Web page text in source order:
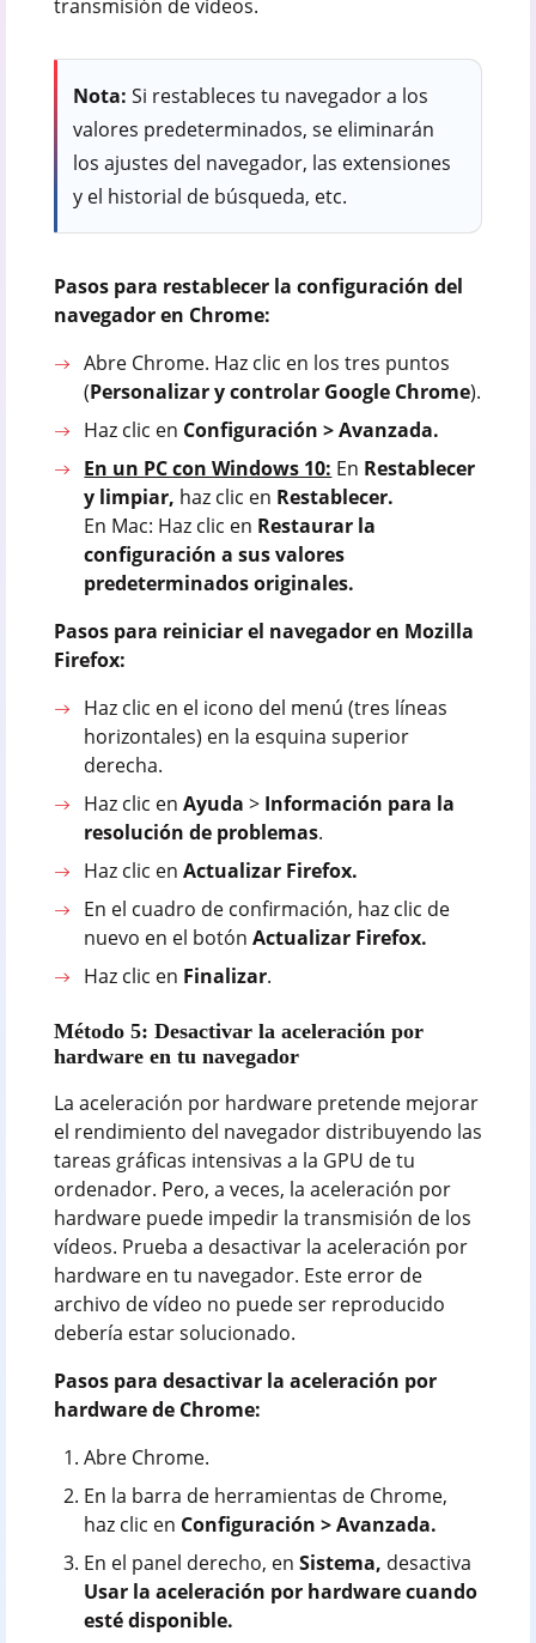
transmisión de vídeos.
Nota: Si restableces tu navegador a los
valores predeterminados, se eliminarán
los ajustes del navegador, las extensiones
y el historial de búsqueda, etc.
Pasos para restablecer la configuración del
navegador en Chrome:
Abre Chrome. Haz clic en los tres puntos
(Personalizar y controlar Google Chrome).
Haz clic en Configuración > Avanzada.
En un PC con Windows 10: En Restablecer
y limpiar, haz clic en Restablecer.
En Mac: Haz clic en Restaurar la
configuración a sus valores
predeterminados originales.
Pasos para reiniciar el navegador en Mozilla
Firefox:
Haz clic en el icono del menú (tres líneas
horizontales) en la esquina superior
derecha.
Haz clic enAyuda> Información para la
resolución de problemas.
Haz clic enActualizar Firefox.
En el cuadro de confirmación, haz clic de
nuevo en el botónActualizar Firefox.
Haz clic en Finalizar.
Método 5: Desactivar la aceleración por
hardware en tu navegador
La aceleración por hardware pretende mejorar
el rendimiento del navegador distribuyendo las
tareas gráficas intensivas a la GPU de tu
ordenador. Pero, a veces, la aceleración por
hardware puede impedir la transmisión de los
vídeos. Prueba a desactivar la aceleración por
hardware en tu navegador. Este error de
archivo de vídeo no puede ser reproducido
debería estar solucionado.
Pasos para desactivar la aceleración por
hardware de Chrome:
Abre Chrome.
En la barra de herramientas de Chrome,
haz clic en Configuración > Avanzada.
En el panel derecho, enSistema, desactiva
Usar la aceleración por hardware cuando
esté disponible.